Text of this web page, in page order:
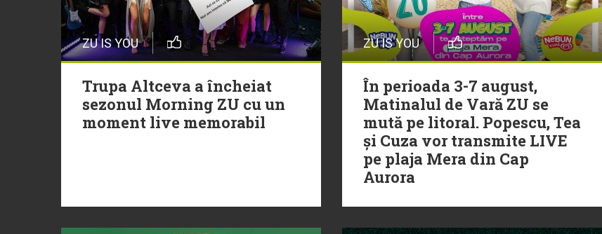
ZU IS YOU
Trupa Altceva a încheiat
sezonul Morning ZU cu un
moment live memorabil
ZU IS YOU
În perioada 3-7 august,
Matinalul de Vară ZU se
mută pe litoral. Popescu, Tea
și Cuza vor transmite LIVE
pe plaja Mera din Cap
Aurora